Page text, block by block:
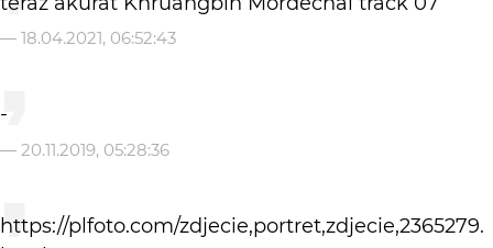
— 18.04.2021, 06:52:43
-
— 20.11.2019, 05:28:36
https://plfoto.com/zdjecie,portret,zdjecie,2365279.